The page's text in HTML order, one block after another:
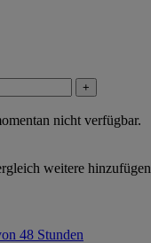
+
nicht verfügbar.
weitere hinzufügen
48 Stunden